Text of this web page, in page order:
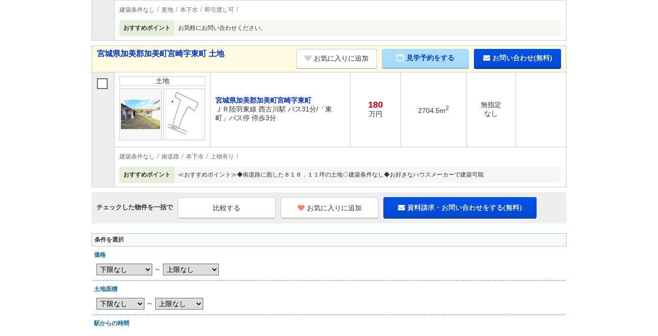
建築条件なし 更地 本下水 即引渡し可
おすすめポイント お気軽にお問い合わせください。
宮城県加美郡加美町宮崎字東町 土地
お気に入りに追加 見学予約をする お問い合わせ(無料)
土地
宮城県加美郡加美町宮崎字東町
ＪＲ陸羽東線 西古川駅 バス31分/「東
町」バス停 停歩3分
180
万円 2704.5m2
無指定
なし
建築条件なし 南道路 本下水 上物有り
おすすめポイント ≪おすすめポイント≫◆南道路に面した８１８．１１坪の土地◇建築条件なし◆お好きなハウスメーカーで建築可能
チェックした物件を一括で お気に入りに追加 資料請求・お問い合わせをする(無料)
条件を選択
価格
～
土地面積
～
駅からの時間